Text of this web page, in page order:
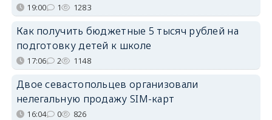
19:00 1 1283
Как получить бюджетные 5 тысяч рублей на
подготовку детей к школе
17:06 2 1148
Двое севастопольцев организовали
нелегальную продажу SIM-карт
16:04 0 826